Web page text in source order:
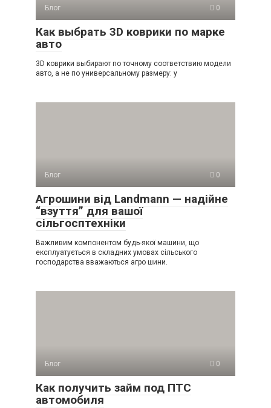
Блог 0
Как выбрать 3D коврики по марке
авто
3D коврики выбирают по точному соответствию модели
авто, а не по универсальному размеру: у
Блог 0
Агрошини від Landmann — надійне
“взуття” для вашої
сільгосптехніки
Важливим компонентом будь-якої машини, що
експлуатується в складних умовах сільського
господарства вважаються агро шини.
Блог 0
Как получить займ под ПТС
автомобиля